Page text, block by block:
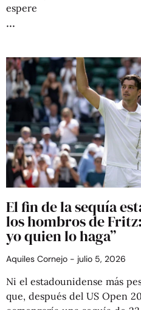
espere
El fin de la sequía
los hombros de
yo quien lo haga”
Aquiles Cornejo julio 5, 2026
Ni el estadounidense más
que, después del US Open